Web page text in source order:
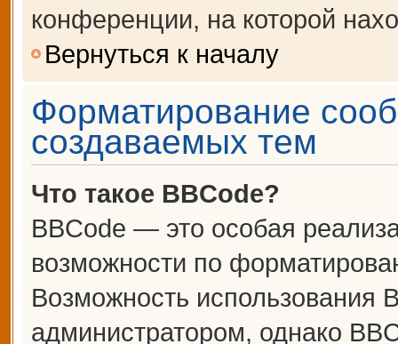
конференции, на которой
Вернуться к началу
Форматирование
создаваемых тем
Что такое BBCode?
BBCode — это особая
возможности по
Возможность использования
администратором, однако